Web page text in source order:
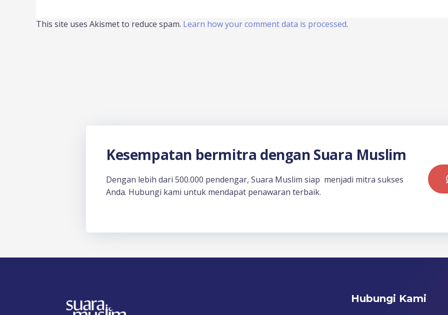
This site uses Akismet to reduce spam. Learn how your comment data is processed.
Kesempatan bermitra dengan Suara Muslim
Dengan lebih dari 500.000 pendengar, Suara Muslim siap menjadi mitra sukses
Anda. Hubungi kami untuk mendapat penawaran terbaik.
Hubungi Kami